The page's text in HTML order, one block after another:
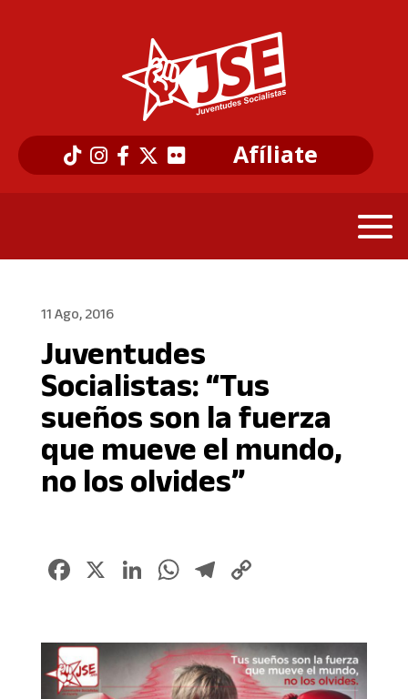
Afíliate
11 Ago, 2016
Juventudes
Socialistas: “Tus
sueños son la fuerza
que mueve el mundo,
no los olvides”
Facebook
X LinkedIn
WhatsApp
Telegram